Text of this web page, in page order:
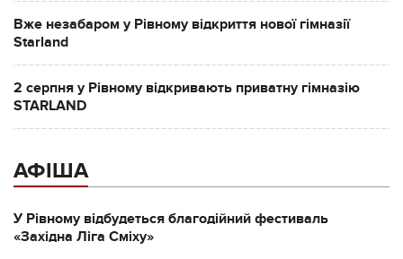
Вже незабаром у Рівному відкриття нової гімназії
Starland
2 серпня у Рівному відкривають приватну гімназію
STARLAND
АФІША
У Рівному відбудеться благодійний фестиваль
«Західна Ліга Сміху»